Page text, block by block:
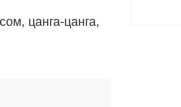
цанга-цанга,